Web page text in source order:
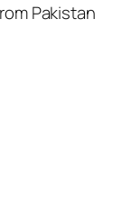
Pakistan